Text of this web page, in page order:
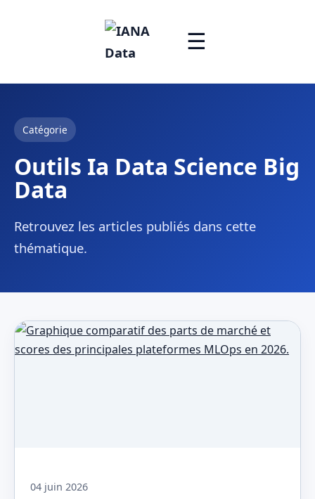
☰
Catégorie
Outils Ia Data Science Big
Data
Retrouvez les articles publiés dans cette
thématique.
04 juin 2026